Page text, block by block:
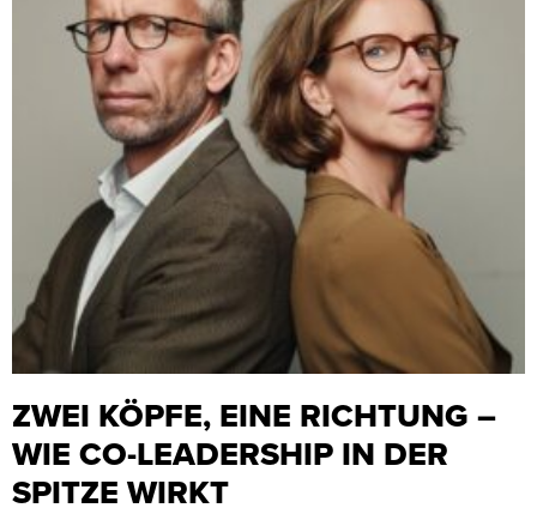
ZWEI KÖPFE, EINE RICHTUNG –
WIE CO-LEADERSHIP IN DER
SPITZE WIRKT